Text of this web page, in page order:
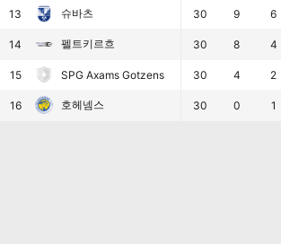
13 슈바츠
14 펠트키르흐
15 SPG Axams Gotzens
16 호헤넴스
30 9 6
30 8 4
30 4 2
30 0 1